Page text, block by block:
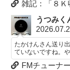
雑記：「８Ｋ
うつみく
たかけんさん送り
ていないですね。や
FMチューナ